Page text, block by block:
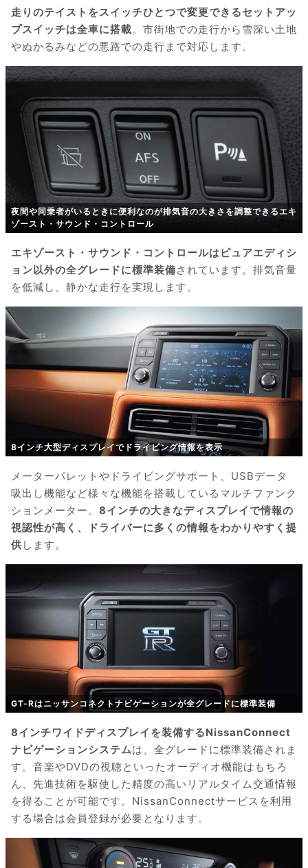
走りのテイストをスイッチひとつで変更できるセットアッ
プスイッチは全車に搭載。市街地での走行から雪深い土地
やぬかるみなどの悪路での走行まで対応します。
夜間や同乗者がいるときに便利なのが排気音の大きさを調整できるエキ
ゾースト・サウンド・コントロール
エキゾースト・サウンド・コントロールはピュアエディシ
ョン以外の全グレードに標準装備されています。排気音量
を低減し、静かな走行を実現します。
8インチ大型ディスプレイでドライビング情報を表示
メーターパレットやドライビングサポート、USBデータ
吸出し機能など様々な機能を搭載しているマルチファンク
ションメーター。 8インチの大きなディスプレイで情報の
視認性が高く、ドライバーに多くの情報をわかりやすく提
供 します。
GT-Rはニッサンコネクトナビゲーションが全グレードに標準装備
8インチワイドディスプレイを装備するNissanConnect
ナビゲーションシステムは、全グレードに標準装備されま
す。音楽やDVDの視聴といったオーディオ機能はもちろ
ん、先進技術を駆使した精度の高いリアルタイム交通情報
を得ることが可能です。NissanConnectサービスを利用
する場合は会員登録が必要となります。